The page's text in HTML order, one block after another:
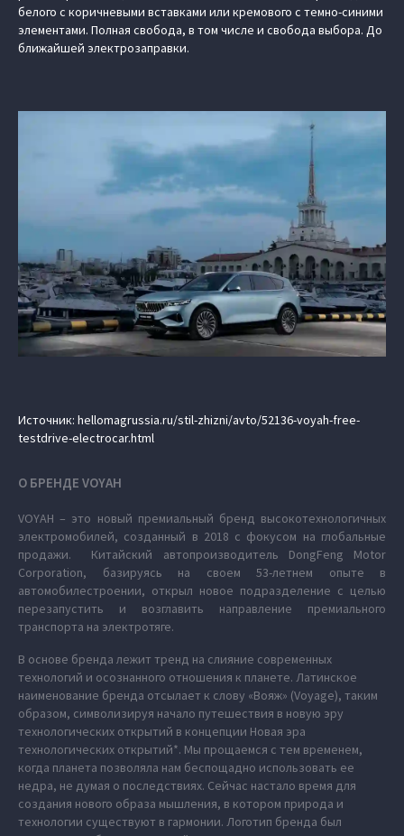
белого с коричневыми вставками или кремового с темно-синими
элементами. Полная свобода, в том числе и свобода выбора. До
ближайшей электрозаправки.
Источник: hellomagrussia.ru/stil-zhizni/avto/52136-voyah-free-
testdrive-electrocar.html
О БРЕНДЕ VOYAH
VOYAH – это новый премиальный бренд высокотехнологичных
электромобилей, созданный в 2018 с фокусом на глобальные
продажи. Китайский автопроизводитель DongFeng Motor
Corporation, базируясь на своем 53-летнем опыте в
автомобилестроении, открыл новое подразделение с целью
перезапустить и возглавить направление премиального
транспорта на электротяге.
В основе бренда лежит тренд на слияние современных
технологий и осознанного отношения к планете. Латинское
наименование бренда отсылает к слову «Вояж» (Voyage), таким
образом, символизируя начало путешествия в новую эру
технологических открытий в концепции Новая эра
технологических открытий*. Мы прощаемся с тем временем,
когда планета позволяла нам беспощадно использовать ее
недра, не думая о последствиях. Сейчас настало время для
создания нового образа мышления, в котором природа и
технологии существуют в гармонии. Логотип бренда был